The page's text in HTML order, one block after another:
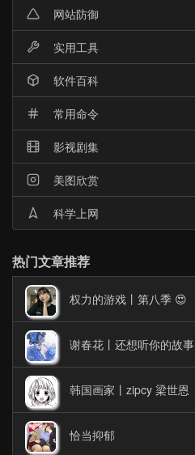
网站防御
实用工具
软件百科
常用命令
影视剧集
美图欣赏
科学上网
热门文章推荐
权力的游戏丨第八季 😍
谢春花丨还想听你的故事
韩国画家丨zipcy 梁世恩
恰当抑郁